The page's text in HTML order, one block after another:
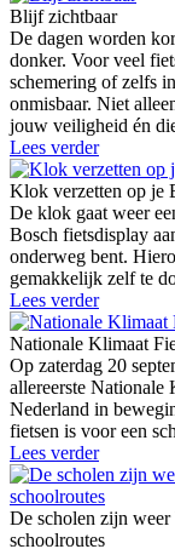
Blijf zichtbaar
De dagen worden
donker. Voor veel
schemering of zelfs
onmisbaar. Niet
jouw veiligheid én
Lees verder
Klok verzetten op je
De klok gaat weer
Bosch fietsdisplay
onderweg bent.
gemakkelijk zelf te
Lees verder
Nationale Klimaat
Op zaterdag 20
allereerste Nationale
Nederland in
fietsen is voor een
Lees verder
De scholen zijn
schoolroutes